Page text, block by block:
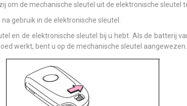
om de mechanische sleutel uit de elektronische sleutel
gebruik in de elektronische sleutel.
en de elektronische sleutel bij u hebt. Als de batterij
werkt, bent u op de mechanische sleutel aangewezen.